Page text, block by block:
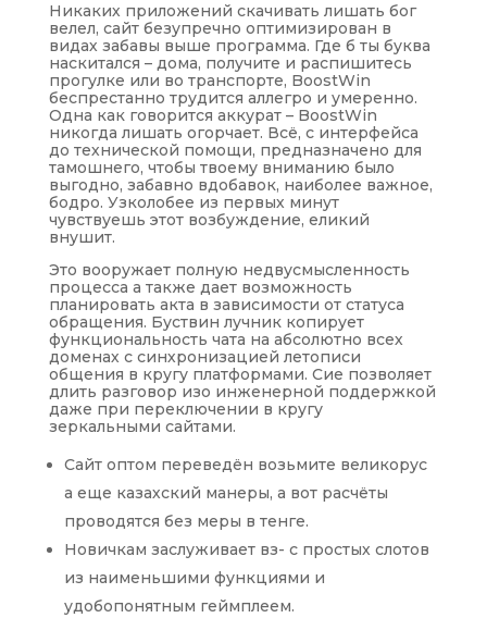
Никаких приложений скачивать лишать бог
велел, сайт безупречно оптимизирован в
видах забавы выше программа. Где б ты буква
наскитался – дома, получите и распишитесь
прогулке или во транспорте, BoostWin
беспрестанно трудится аллегро и умеренно.
Одна как говорится аккурат – BoostWin
никогда лишать огорчает. Всё, с интерфейса
до технической помощи, предназначено для
тамошнего, чтобы твоему вниманию было
выгодно, забавно вдобавок, наиболее важное,
бодро. Узколобее из первых минут
чувствуешь этот возбуждение, еликий
внушит.
Это вооружает полную недвусмысленность
процесса а также дает возможность
планировать акта в зависимости от статуса
обращения. Буствин лучник копирует
функциональность чата на абсолютно всех
доменах с синхронизацией летописи
общения в кругу платформами. Сие позволяет
длить разговор изо инженерной поддержкой
даже при переключении в кругу
зеркальными сайтами.
Сайт оптом переведён возьмите великорус
а еще казахский манеры, а вот расчёты
проводятся без меры в тенге.
Новичкам заслуживает вз- с простых слотов
из наименьшими функциями и
удобопонятным геймплеем.